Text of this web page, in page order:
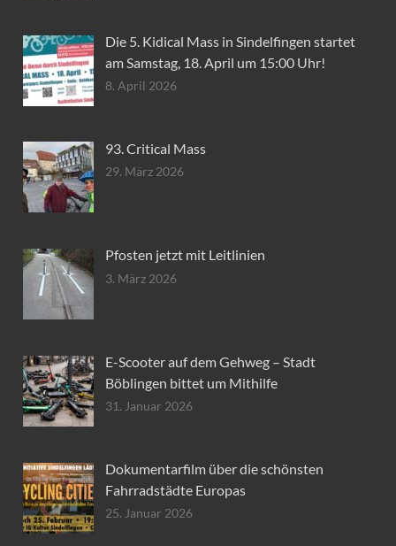
Die 5. Kidical Mass in Sindelfingen startet
am Samstag, 18. April um 15:00 Uhr!
8. April 2026
93. Critical Mass
29. März 2026
Pfosten jetzt mit Leitlinien
3. März 2026
E-Scooter auf dem Gehweg – Stadt
Böblingen bittet um Mithilfe
31. Januar 2026
Dokumentarfilm über die schönsten
Fahrradstädte Europas
25. Januar 2026